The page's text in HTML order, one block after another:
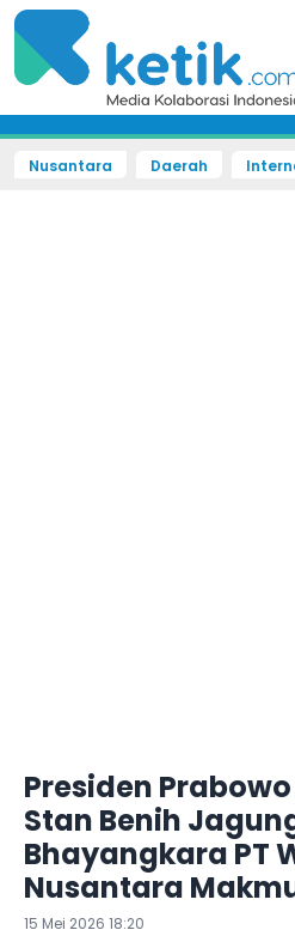
Nusantara Daerah
Presiden
Stan Benih
Bhayangkara PT
Nusantara
15 Mei 2026 18:20